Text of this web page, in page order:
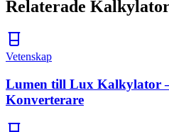
Relaterade
Vetenskap
Lumen till Lux Kalkylator
Konverterare